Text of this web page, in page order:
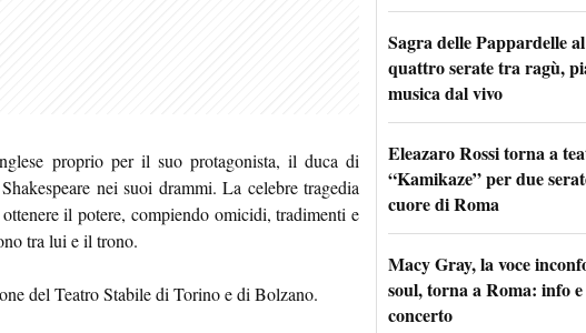
proprio per il suo protagonista, il duca di
nei suoi drammi. La celebre tragedia
il potere, compiendo omicidi, tradimenti e
tra lui e il trono.
del Teatro Stabile di Torino e di Bolzano.
Sagra delle Pappardelle
quattro serate tra ragù,
musica dal vivo
Eleazaro Rossi torna a
“Kamikaze” per due
cuore di Roma
Macy Gray, la voce
soul, torna a Roma: info
concerto